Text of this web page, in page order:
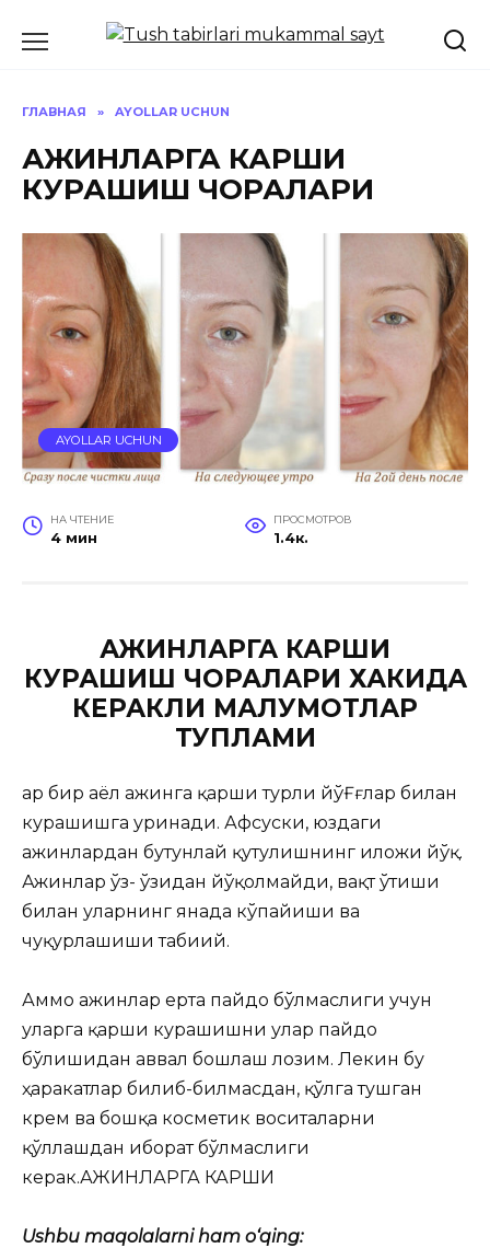
ГЛАВНАЯ » AYOLLAR UCHUN
АЖИНЛАРГА КАРШИ
КУРАШИШ ЧОРАЛАРИ
AYOLLAR UCHUN
НА ЧТЕНИЕ
4 мин
ПРОСМОТРОВ
1.4к.
АЖИНЛАРГА КАРШИ
КУРАШИШ ЧОРАЛАРИ ХАКИДА
КЕРАКЛИ МАЛУМОТЛАР
ТУПЛАМИ
Ҳар бир аёл ажинга қарши турли йўҒғлар билан
курашишга уринади. Афсуски, юздаги
ажинлардан бутунлай қутулишнинг иложи йўқ.
Ажинлар ўз- ўзидан йўқолмайди, вақт ўтиши
билан уларнинг янада кўпайиши ва
чуқурлашиши табиий.
Аммо ажинлар ерта пайдо бўлмаслиги учун
уларга қарши курашишни улар пайдо
бўлишидан аввал бошлаш лозим. Лекин бу
ҳаракатлар билиб-билмасдан, қўлга тушган
крем ва бошқа косметик воситаларни
қўллашдан иборат бўлмаслиги
керак.АЖИНЛАРГА КАРШИ
Ushbu maqolalarni ham o‘qing: